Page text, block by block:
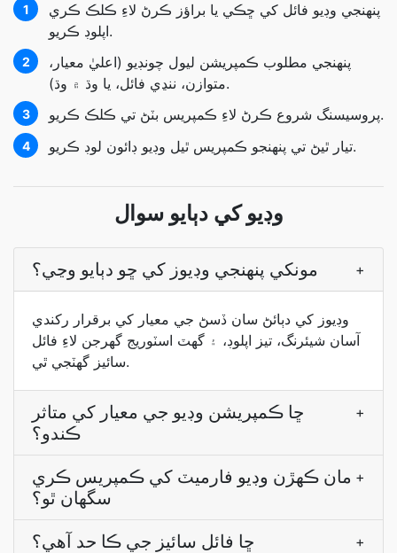
1
پنهنجي وڊيو فائل کي ڇڪي يا براؤز ڪرڻ لاءِ ڪلڪ ڪري
اپلوڊ ڪريو.
2
پنھنجي مطلوب ڪمپريشن ليول چونڊيو (اعليٰ معيار،
متوازن، ننڍي فائل، يا وڌ ۾ وڌ).
3 پروسيسنگ شروع ڪرڻ لاءِ ڪمپريس بٽڻ تي ڪلڪ ڪريو.
4 تيار ٿيڻ تي پنهنجو ڪمپريس ٿيل وڊيو ڊائون لوڊ ڪريو.
وڊيو کي دٻايو سوال
مونکي پنهنجي وڊيوز کي ڇو دٻايو وڃي؟ +
وڊيوز کي دٻائڻ سان ڏسڻ جي معيار کي برقرار رکندي
آسان شيئرنگ، تيز اپلوڊ، ۽ گھٽ اسٽوريج گهرجن لاءِ فائل
سائيز گھٽجي ٿي.
ڇا ڪمپريشن وڊيو جي معيار کي متاثر
ڪندو؟
+
مان ڪهڙن وڊيو فارميٽ کي ڪمپريس ڪري
سگهان ٿو؟
+
ڇا فائل سائيز جي ڪا حد آهي؟ +